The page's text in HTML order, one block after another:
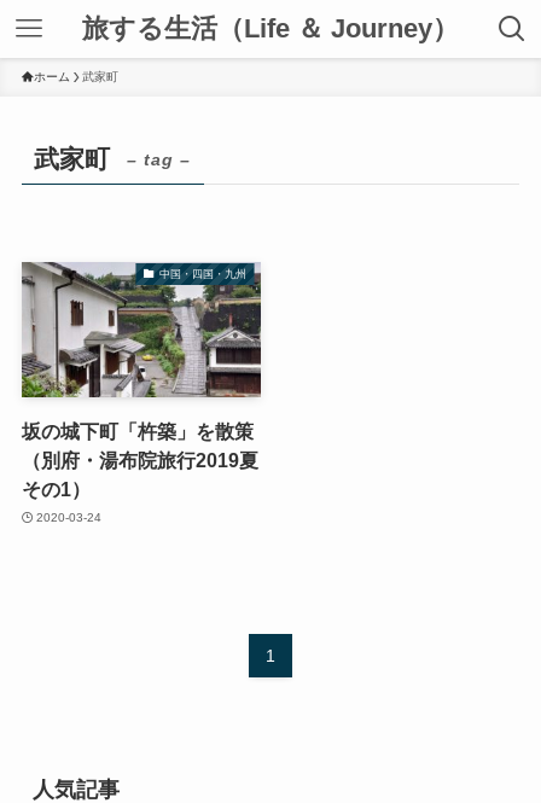
旅する生活（Life ＆ Journey）
ホーム 武家町
武家町 – tag –
中国・四国・九州
坂の城下町「杵築」を散策
（別府・湯布院旅行2019夏
その1）
2020-03-24
1
人気記事